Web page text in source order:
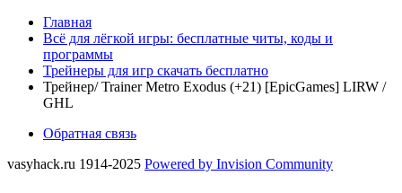
Главная
Всё для лёгкой игры: бесплатные читы, коды и
программы
Трейнеры для игр скачать бесплатно
Трейнер/ Trainer Metro Exodus (+21) [EpicGames] LIRW /
GHL
Обратная связь
vasyhack.ru 1914-2025 Powered by Invision Community